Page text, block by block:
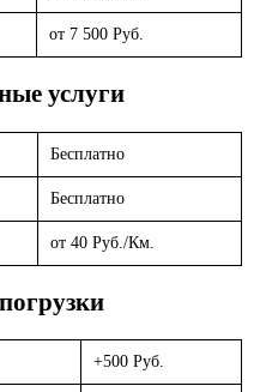
от 7 500 Руб.
услуги
Бесплатно
Бесплатно
от 40 Руб./Км.
+500 Руб.